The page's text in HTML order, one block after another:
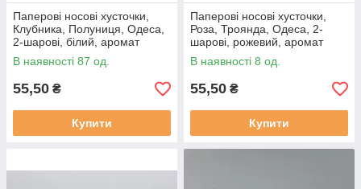
Паперові носові хусточки,
Клубника, Полуниця, Одеса,
2-шарові, білий, аромат
полуниця, 200мм*190мм
+-5%, 10 пач в упаковці
В наявності 87 од.
55,50 ₴
Купити
Паперові носові хусточки,
Роза, Троянда, Одеса, 2-
шарові, рожевий, аромат
троянда, 200мм*190мм +-5%,
10 пач в упаковці
В наявності 8 од.
55,50 ₴
Купити